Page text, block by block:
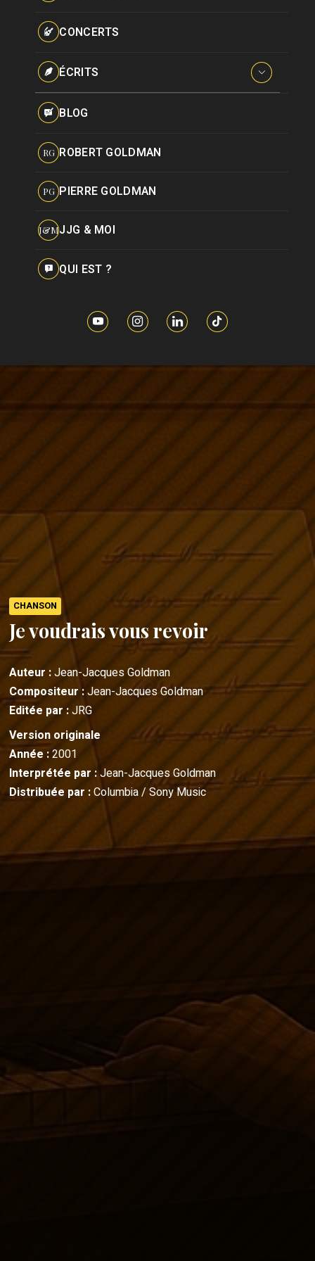
Pseudonymes
CONCERTS
ÉCRITS
Interviews
BLOG
RG ROBERT GOLDMAN
PG PIERRE GOLDMAN
J&MJJG & MOI
QUI EST ?
CHANSON
Je voudrais vous revoir
Auteur :Jean-Jacques Goldman
Compositeur :Jean-Jacques Goldman
Editée par :JRG
Version originale
Année :2001
Interprétée par :Jean-Jacques Goldman
Distribuée par :Columbia / Sony Music